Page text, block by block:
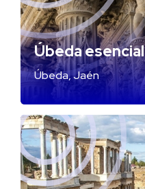
Úbeda esencial
Úbeda, Jaén